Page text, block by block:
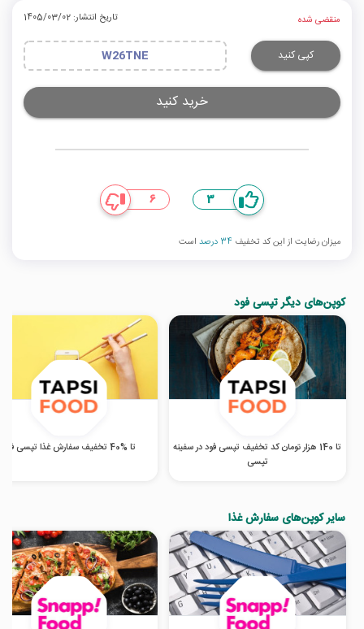
منقضی شده تاریخ انتشار: 1405/03/02
کپی کنید W26TNE
خرید کنید
3
6
میزان رضایت از این کد تخفیف 34 درصد است
کوپن‌های دیگر تپسی فود
تا 140 هزار تومان کد تخفیف تپسی فود در سفینه
تپسی
تا %40 تخفیف سفارش غذا تپسی فود
سایر کوپن‌های سفارش غذا